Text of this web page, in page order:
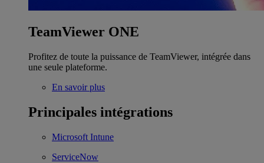
TeamViewer ONE
Profitez de toute la puissance de TeamViewer, intégrée dans
une seule plateforme.
En savoir plus
Principales intégrations
Microsoft Intune
ServiceNow